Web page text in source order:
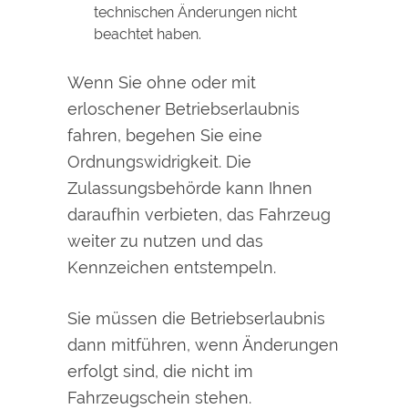
technischen Änderungen nicht
beachtet haben.
Wenn Sie ohne oder mit
erloschener Betriebserlaubnis
fahren, begehen Sie eine
Ordnungswidrigkeit. Die
Zulassungsbehörde kann Ihnen
daraufhin verbieten, das Fahrzeug
weiter zu nutzen und das
Kennzeichen entstempeln.
Sie müssen die Betriebserlaubnis
dann mitführen, wenn Änderungen
erfolgt sind, die nicht im
Fahrzeugschein stehen.